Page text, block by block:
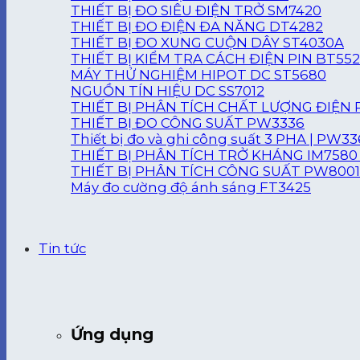
THIẾT BỊ ĐO SIÊU ĐIỆN TRỞ SM7420
THIẾT BỊ ĐO ĐIỆN ĐA NĂNG DT4282
THIẾT BỊ ĐO XUNG CUỘN DÂY ST4030A
THIẾT BỊ KIỂM TRA CÁCH ĐIỆN PIN
MÁY THỬ NGHIỆM HIPOT DC ST5680
NGUỒN TÍN HIỆU DC SS7012
THIẾT BỊ PHÂN TÍCH CHẤT LƯỢNG ĐIỆN
THIẾT BỊ ĐO CÔNG SUẤT PW3336
Thiết bị đo và ghi công suất 3 PHA |
THIẾT BỊ PHÂN TÍCH TRỞ KHÁNG IM7580
THIẾT BỊ PHÂN TÍCH CÔNG SUẤT PW8001
Máy đo cường độ ánh sáng FT3425
Tin tức
Ứng dụng